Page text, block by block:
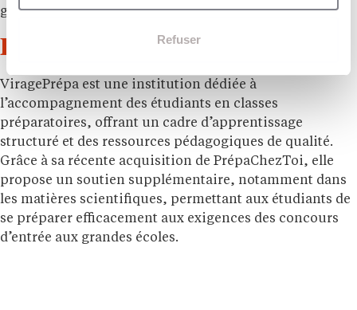
Refuser
grandes écoles.
École ViragePrépa
ViragePrépa est une institution dédiée à
l’accompagnement des étudiants en classes
préparatoires, offrant un cadre d’apprentissage
structuré et des ressources pédagogiques de qualité.
Grâce à sa récente acquisition de PrépaChezToi, elle
propose un soutien supplémentaire, notamment dans
les matières scientifiques, permettant aux étudiants de
se préparer efficacement aux exigences des concours
d’entrée aux grandes écoles.